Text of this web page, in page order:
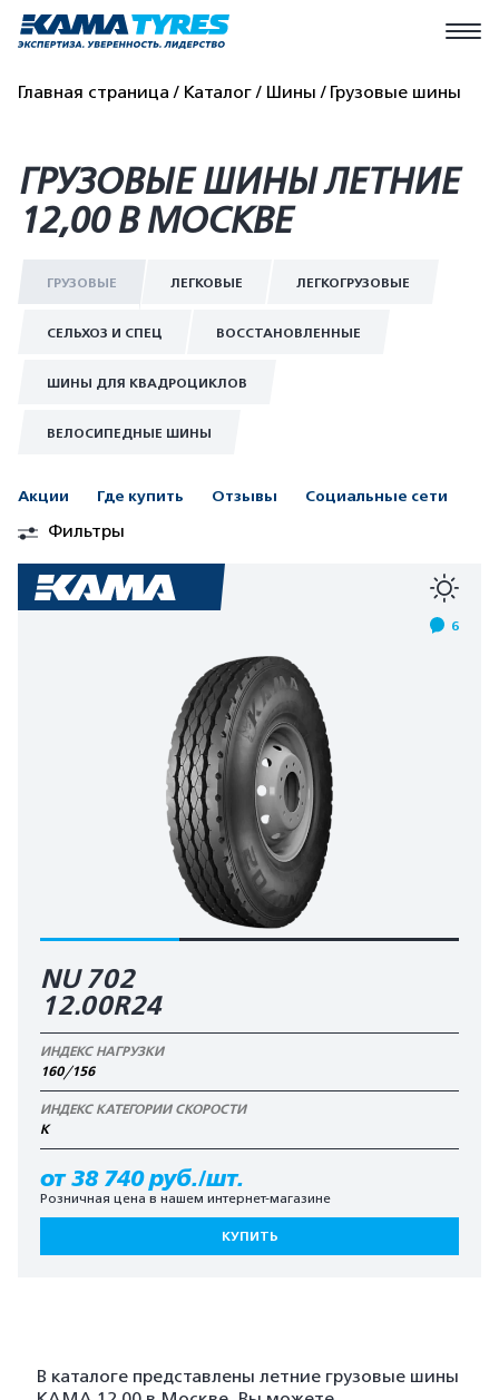
Главная страница Каталог Шины Грузовые шины
ГРУЗОВЫЕ ШИНЫ ЛЕТНИЕ
12,00 В МОСКВЕ
ГРУЗОВЫЕ ЛЕГКОВЫЕ ЛЕГКОГРУЗОВЫЕ
СЕЛЬХОЗ И СПЕЦ ВОССТАНОВЛЕННЫЕ
ШИНЫ ДЛЯ КВАДРОЦИКЛОВ
ВЕЛОСИПЕДНЫЕ ШИНЫ
Акции Где купить Отзывы Социальные сети
Фильтры
6
NU 702
12.00R24
ИНДЕКС НАГРУЗКИ
160/156
ИНДЕКС КАТЕГОРИИ СКОРОСТИ
K
от 38 740 руб./шт.
Розничная цена в нашем интернет-магазине
КУПИТЬ
В каталоге представлены летние грузовые шины